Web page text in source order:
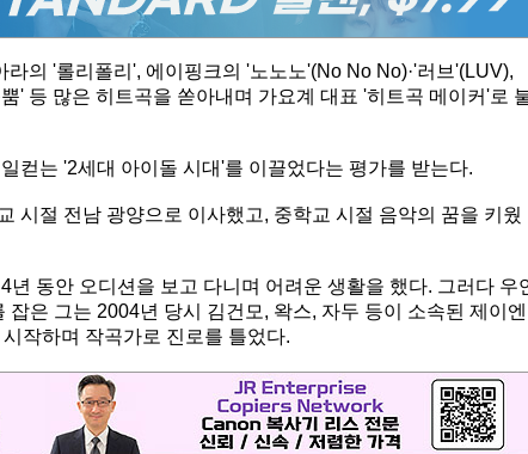
의 '롤리폴리', 에이핑크의 '노노노'(No No No)·'러브'(LUV),
' 등 많은 히트곡을 쏟아내며 가요계 대표 '히트곡 메이커'로
컫는 '2세대 아이돌 시대'를 이끌었다는 평가를 받는다.
시절 전남 광양으로 이사했고, 중학교 시절 음악의 꿈을 키웠
동안 오디션을 보고 다니며 어려운 생활을 했다. 그러다 우
은 그는 2004년 당시 김건모, 왁스, 자두 등이 소속된 제이엔
작하며 작곡가로 진로를 틀었다.